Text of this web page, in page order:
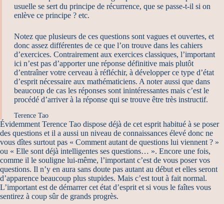
usuelle se sert du principe de récurrence, que se passe-t-il si on
enlève ce principe ? etc.
Notez que plusieurs de ces questions sont vagues et ouvertes, et
donc assez différentes de ce que l’on trouve dans les cahiers
d’exercices. Contrairement aux exercices classiques, l’important
ici n’est pas d’apporter une réponse définitive mais plutôt
d’entraîner votre cerveau à réfléchir, à développer ce type d’état
d’esprit nécessaire aux mathématiciens. A noter aussi que dans
beaucoup de cas les réponses sont inintéressantes mais c’est le
procédé d’arriver à la réponse qui se trouve être très instructif.
Terence Tao
Évidemment Terence Tao dispose déjà de cet esprit habitué à se poser
des questions et il a aussi un niveau de connaissances élevé donc ne
vous dîtes surtout pas « Comment autant de questions lui viennent ? »
ou « Elle sont déjà intelligentes ses questions… ». Encore une fois,
comme il le souligne lui-même, l’important c’est de vous poser vos
questions. Il n’y en aura sans doute pas autant au début et elles seront
d’apparence beaucoup plus stupides. Mais c’est tout à fait normal.
L’important est de démarrer cet état d’esprit et si vous le faîtes vous
sentirez à coup sûr de grands progrès.